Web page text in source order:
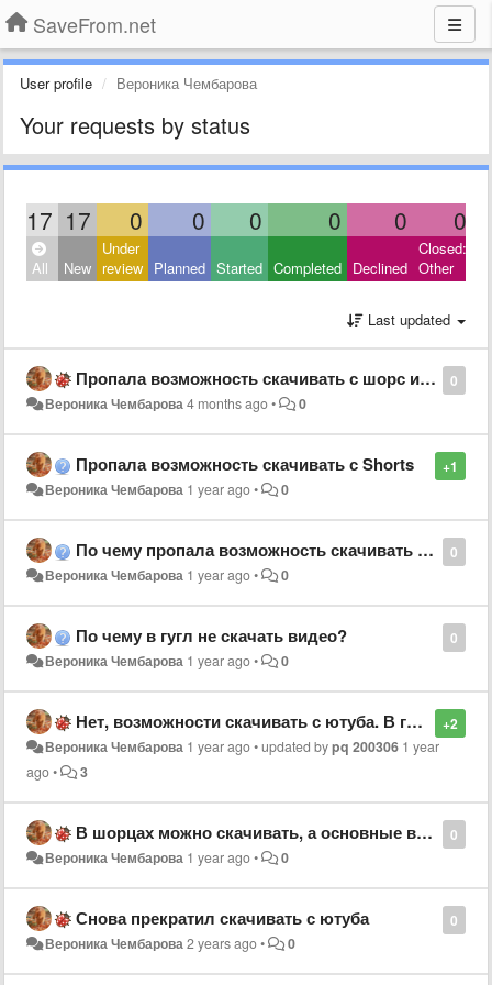
SaveFrom.net
User profile Вероника Чембарова
Your requests by status
17 17 0 0 0 0 0 0
All New
Under
review Planned Started Completed Declined
Closed:
Other
Last updated
0
Пропала возможность скачивать с шорс и видео
Вероника Чембарова4 months ago• 0
+1
Пропала возможность скачивать с Shorts
Вероника Чембарова 1 year ago• 0
0
По чему пропала возможность скачивать видео
Вероника Чембарова 1 year ago• 0
0
По чему в гугл не скачать видео?
Вероника Чембарова 1 year ago• 0
+2
Нет, возможности скачивать с ютуба. В гугле.
Вероника Чембарова 1 year ago•updated bypq 200306 1 year
ago• 3
0
В шорцах можно скачивать, а основные видео с ютуба нет
Вероника Чембарова 1 year ago• 0
0
Снова прекратил скачивать с ютуба
Вероника Чембарова2 years ago• 0